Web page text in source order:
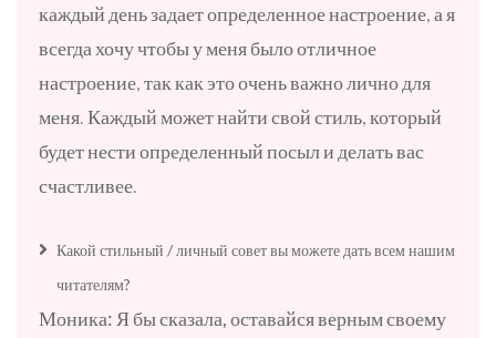
каждый день задает определенное настроение, а я
всегда хочу чтобы у меня было отличное
настроение, так как это очень важно лично для
меня. Каждый может найти свой стиль, который
будет нести определенный посыл и делать вас
счастливее.
Какой стильный / личный совет вы можете дать всем нашим
читателям?
Моника: Я бы сказала, оставайся верным своему